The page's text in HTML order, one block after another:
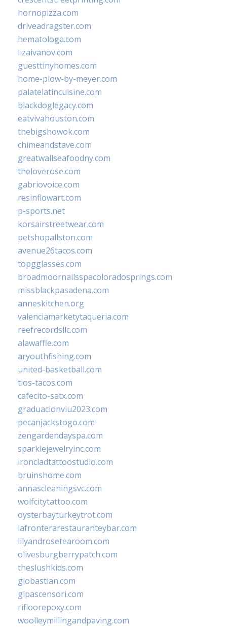
hornopizza.com
driveadragster.com
hematologa.com
lizaivanov.com
guesttinyhomes.com
home-plow-by-meyer.com
palatelatincuisine.com
blackdoglegacy.com
eatvivahouston.com
thebigshowok.com
chimeandstave.com
greatwallseafoodny.com
theloverose.com
gabriovoice.com
resinflowart.com
p-sports.net
korsairstreetwear.com
petshopallston.com
avenue26tacos.com
topgglasses.com
broadmoornailsspacoloradosprings.com
missblackpasadena.com
anneskitchen.org
valenciamarketytaqueria.com
reefrecordsllc.com
alawaffle.com
aryouthfishing.com
united-basketball.com
tios-tacos.com
cafecito-satx.com
graduacionviu2023.com
pecanjackstogo.com
zengardendayspa.com
sparklejewelryinc.com
ironcladtattoostudio.com
bruinshome.com
annascleaningsvc.com
wolfcitytattoo.com
oysterbayturkeytrot.com
lafronterarestauranteybar.com
lilyandrosetearoom.com
olivesburgberrypatch.com
theslushkids.com
giobastian.com
glpascensori.com
rifloorepoxy.com
woolleymillingandpaving.com